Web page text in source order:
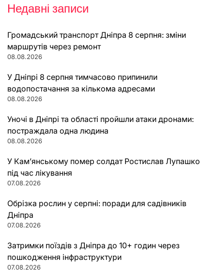
Недавні записи
Громадський транспорт Дніпра 8 серпня: зміни
маршрутів через ремонт
08.08.2026
У Дніпрі 8 серпня тимчасово припинили
водопостачання за кількома адресами
08.08.2026
Уночі в Дніпрі та області пройшли атаки дронами:
постраждала одна людина
08.08.2026
У Кам’янському помер солдат Ростислав Лупашко
під час лікування
07.08.2026
Обрізка рослин у серпні: поради для садівників
Дніпра
07.08.2026
Затримки поїздів з Дніпра до 10+ годин через
пошкодження інфраструктури
07.08.2026